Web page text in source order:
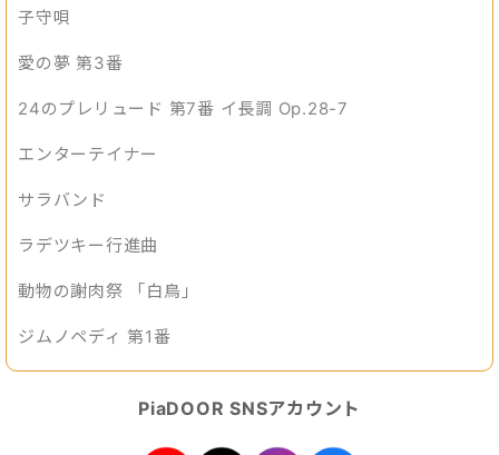
子守唄
愛の夢 第3番
24のプレリュード 第7番 イ長調 Op.28-7
エンターテイナー
サラバンド
ラデツキー行進曲
動物の謝肉祭 「白鳥」
ジムノペディ 第1番
PiaDOOR SNSアカウント